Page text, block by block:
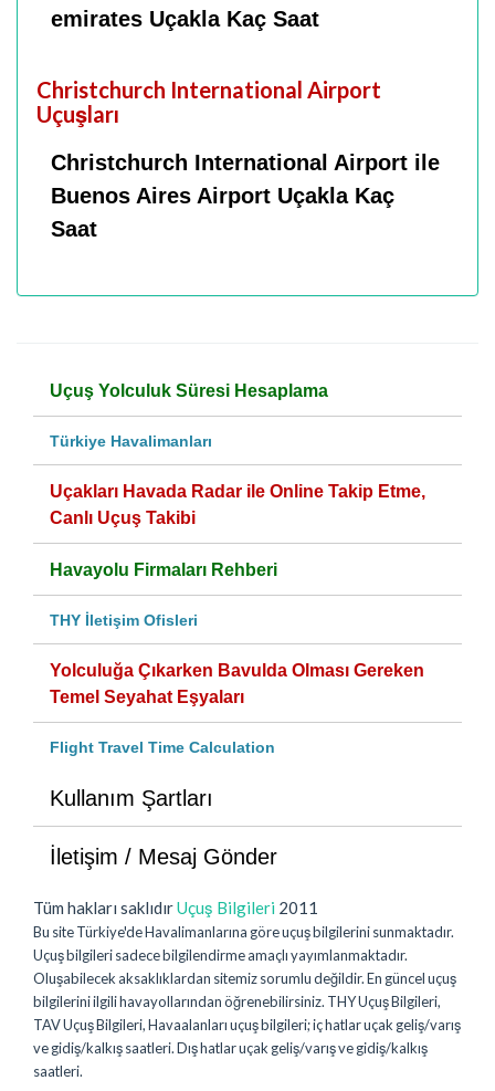
emirates Uçakla Kaç Saat
Christchurch International Airport
Uçuşları
Christchurch International Airport ile
Buenos Aires Airport Uçakla Kaç
Saat
Uçuş Yolculuk Süresi Hesaplama
Türkiye Havalimanları
Uçakları Havada Radar ile Online Takip Etme,
Canlı Uçuş Takibi
Havayolu Firmaları Rehberi
THY İletişim Ofisleri
Yolculuğa Çıkarken Bavulda Olması Gereken
Temel Seyahat Eşyaları
Flight Travel Time Calculation
Kullanım Şartları
İletişim / Mesaj Gönder
Tüm hakları saklıdırUçuş Bilgileri 2011
Bu site Türkiye'de Havalimanlarına göre uçuş bilgilerini sunmaktadır.
Uçuş bilgileri sadece bilgilendirme amaçlı yayımlanmaktadır.
Oluşabilecek aksaklıklardan sitemiz sorumlu değildir. En güncel uçuş
bilgilerini ilgili havayollarından öğrenebilirsiniz. THY Uçuş Bilgileri,
TAV Uçuş Bilgileri, Havaalanları uçuş bilgileri; iç hatlar uçak geliş/varış
ve gidiş/kalkış saatleri. Dış hatlar uçak geliş/varış ve gidiş/kalkış
saatleri.